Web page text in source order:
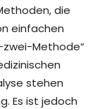
die
einfachen
Methode“
stehen
Es ist jedoch